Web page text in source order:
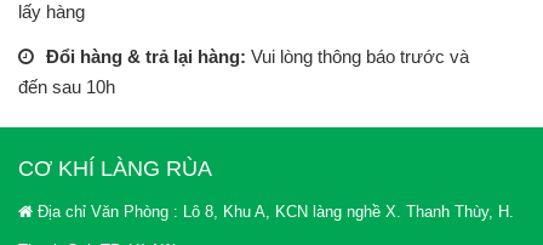
lấy hàng
Đổi hàng & trả lại hàng: Vui lòng thông báo trước và
đến sau 10h
CƠ KHÍ LÀNG RÙA
Địa chỉ Văn Phòng : Lô 8, Khu A, KCN làng nghề X. Thanh Thùy, H.